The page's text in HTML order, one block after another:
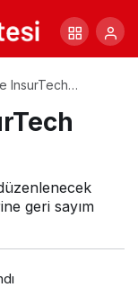
InsurTech
geri sayım